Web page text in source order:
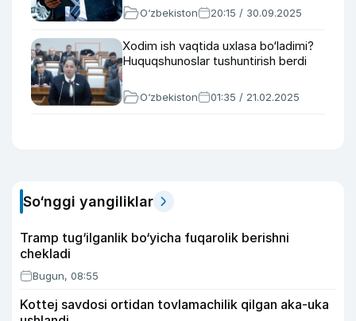
O‘zbekiston 20:15 / 30.09.2025
Xodim ish vaqtida uxlasa bo‘ladimi?
Huquqshunoslar tushuntirish berdi
O‘zbekiston 01:35 / 21.02.2025
So‘nggi yangiliklar
Tramp tug‘ilganlik bo‘yicha fuqarolik berishni
chekladi
Bugun, 08:55
Kottej savdosi ortidan tovlamachilik qilgan aka-uka